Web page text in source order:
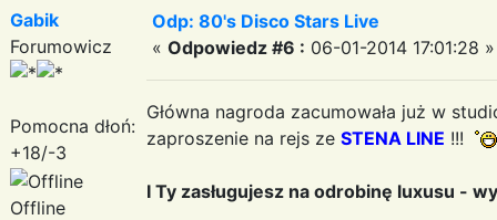
Gabik
Forumowicz
Pomocna dłoń:
+18/-3
Offline
Odp: 80's Disco Stars Live
« Odpowiedz #6 : 06-01-2014 17:01:28 »
Główna nagroda zacumowała już w
zaproszenie na rejs ze STENA LINE !!!
I Ty zasługujesz na odrobinę luxusu -